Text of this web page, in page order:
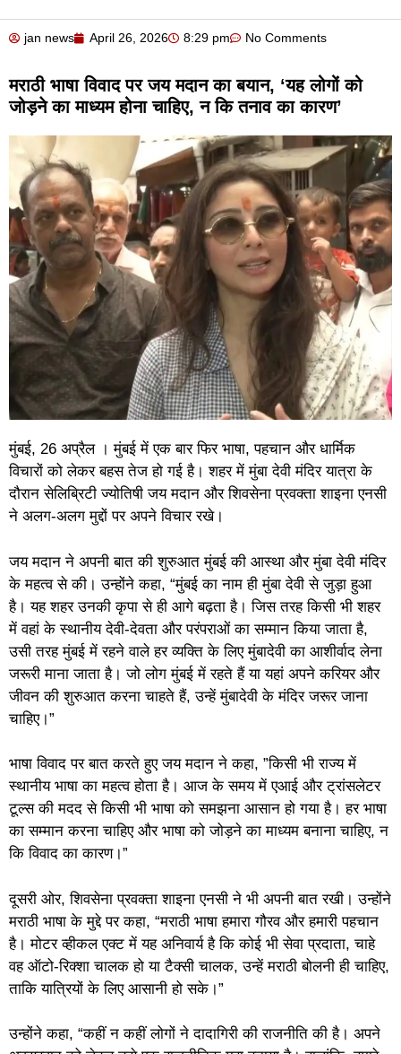
jan news April 26, 2026 8:29 pm No Comments
मराठी भाषा विवाद पर जय मदान का बयान, ‘यह लोगों को
जोड़ने का माध्यम होना चाहिए, न कि तनाव का कारण’
मुंबई, 26 अप्रैल । मुंबई में एक बार फिर भाषा, पहचान और धार्मिक
विचारों को लेकर बहस तेज हो गई है। शहर में मुंबा देवी मंदिर यात्रा के
दौरान सेलिब्रिटी ज्योतिषी जय मदान और शिवसेना प्रवक्ता शाइना एनसी
ने अलग-अलग मुद्दों पर अपने विचार रखे।
जय मदान ने अपनी बात की शुरुआत मुंबई की आस्था और मुंबा देवी मंदिर
के महत्व से की। उन्होंने कहा, “मुंबई का नाम ही मुंबा देवी से जुड़ा हुआ
है। यह शहर उनकी कृपा से ही आगे बढ़ता है। जिस तरह किसी भी शहर
में वहां के स्थानीय देवी-देवता और परंपराओं का सम्मान किया जाता है,
उसी तरह मुंबई में रहने वाले हर व्यक्ति के लिए मुंबादेवी का आशीर्वाद लेना
जरूरी माना जाता है। जो लोग मुंबई में रहते हैं या यहां अपने करियर और
जीवन की शुरुआत करना चाहते हैं, उन्हें मुंबादेवी के मंदिर जरूर जाना
चाहिए।”
भाषा विवाद पर बात करते हुए जय मदान ने कहा, ”किसी भी राज्य में
स्थानीय भाषा का महत्व होता है। आज के समय में एआई और ट्रांसलेटर
टूल्स की मदद से किसी भी भाषा को समझना आसान हो गया है। हर भाषा
का सम्मान करना चाहिए और भाषा को जोड़ने का माध्यम बनाना चाहिए, न
कि विवाद का कारण।”
दूसरी ओर, शिवसेना प्रवक्ता शाइना एनसी ने भी अपनी बात रखी। उन्होंने
मराठी भाषा के मुद्दे पर कहा, “मराठी भाषा हमारा गौरव और हमारी पहचान
है। मोटर व्हीकल एक्ट में यह अनिवार्य है कि कोई भी सेवा प्रदाता, चाहे
वह ऑटो-रिक्शा चालक हो या टैक्सी चालक, उन्हें मराठी बोलनी ही चाहिए,
ताकि यात्रियों के लिए आसानी हो सके।”
उन्होंने कहा, “कहीं न कहीं लोगों ने दादागिरी की राजनीति की है। अपने